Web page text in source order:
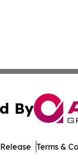
By
Terms &